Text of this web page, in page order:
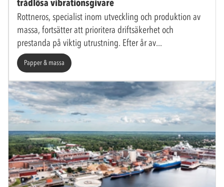
trådlösa vibrationsgivare
Rottneros, specialist inom utveckling och produktion av
massa, fortsätter att prioritera driftsäkerhet och
prestanda på viktig utrustning. Efter år av
Papper & massa